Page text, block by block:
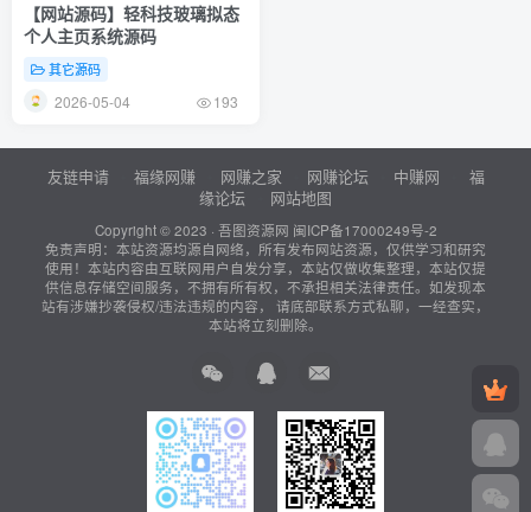
【网站源码】轻科技玻璃拟态
个人主页系统源码
其它源码
2026-05-04 193
友链申请 福缘网赚 网赚之家 网赚论坛 中赚网
福
缘论坛
网站地图
Copyright © 2023 · 吾图资源网 闽ICP备17000249号-2
免责声明：本站资源均源自网络，所有发布网站资源，仅供学习和研究
使用！本站内容由互联网用户自发分享，本站仅做收集整理，本站仅提
供信息存储空间服务，不拥有所有权，不承担相关法律责任。如发现本
站有涉嫌抄袭侵权/违法违规的内容， 请底部联系方式私聊，一经查实，
本站将立刻删除。